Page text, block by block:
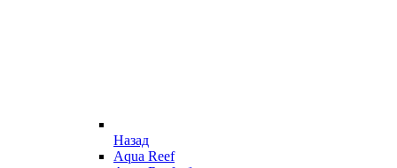
Назад
Aqua Reef